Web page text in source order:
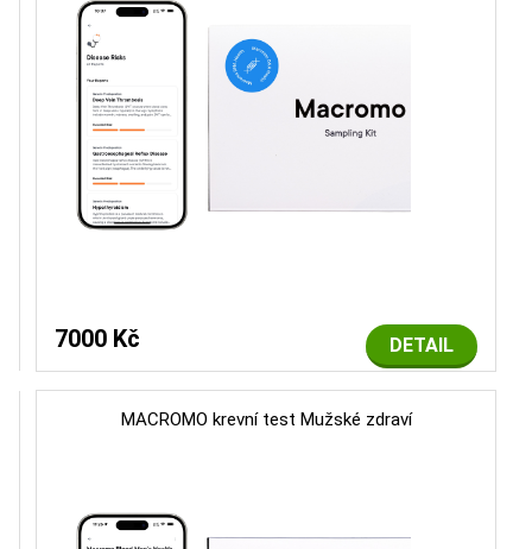
DETAIL
7000 Kč
MACROMO krevní test Mužské zdraví